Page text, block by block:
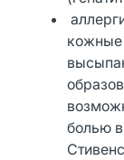
кожные
болью